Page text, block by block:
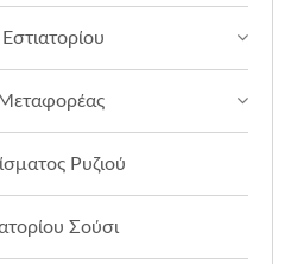
Ρυζιού
Σούσι